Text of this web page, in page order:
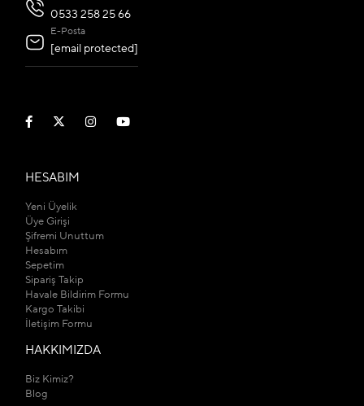
0533 258 25 66
E-Posta
[email protected]
HESABIM
Yeni Üyelik
Üye Girişi
Şifremi Unuttum
Hesabım
Sepetim
Sipariş Takip
Havale Bildirim Formu
Kargo Takibi
İletişim Formu
HAKKIMIZDA
Biz Kimiz?
Blog